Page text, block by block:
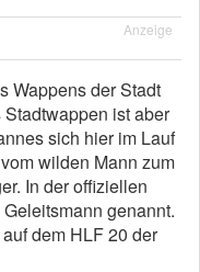
Anzeige
Wappens der Stadt
ist aber
sich hier im Lauf
wilden Mann zum
In der offiziellen
genannt.
dem HLF 20 der